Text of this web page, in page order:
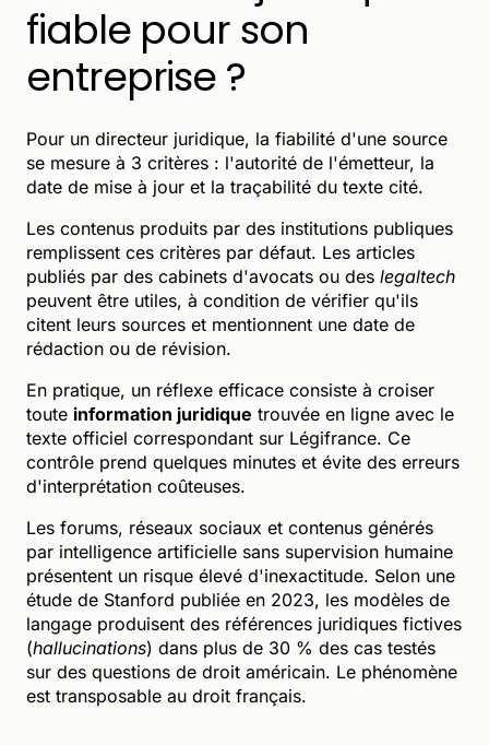
fiable pour son
entreprise ?
Pour un directeur juridique, la fiabilité d'une source
se mesure à 3 critères : l'autorité de l'émetteur, la
date de mise à jour et la traçabilité du texte cité.
Les contenus produits par des institutions publiques
remplissent ces critères par défaut. Les articles
publiés par des cabinets d'avocats ou des legaltech
peuvent être utiles, à condition de vérifier qu'ils
citent leurs sources et mentionnent une date de
rédaction ou de révision.
En pratique, un réflexe efficace consiste à croiser
toute information juridique trouvée en ligne avec le
texte officiel correspondant sur Légifrance. Ce
contrôle prend quelques minutes et évite des erreurs
d'interprétation coûteuses.
Les forums, réseaux sociaux et contenus générés
par intelligence artificielle sans supervision humaine
présentent un risque élevé d'inexactitude. Selon une
étude de Stanford publiée en 2023, les modèles de
langage produisent des références juridiques fictives
(hallucinations) dans plus de 30 % des cas testés
sur des questions de droit américain. Le phénomène
est transposable au droit français.